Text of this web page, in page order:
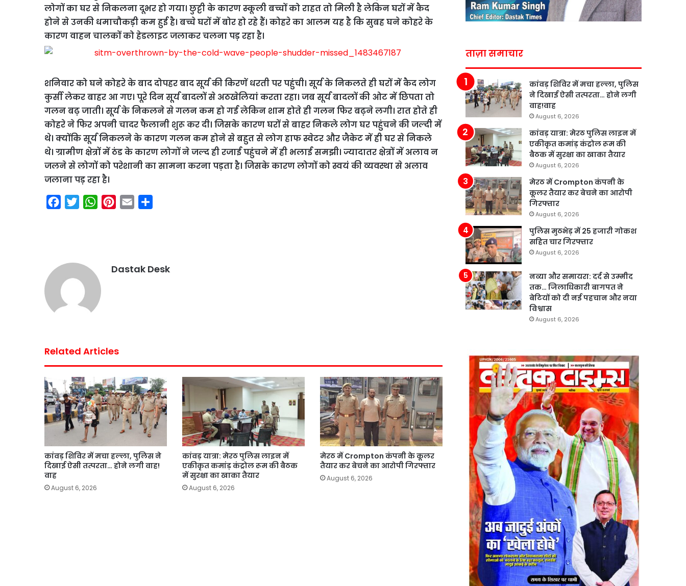
लोगों का घर से निकलना दूभर हो गया। छुट्टी के कारण स्कूली बच्चों को राहत तो मिली है लेकिन घरों में कैद
होने से उनकी धमाचौकड़ी कम हुई है। बच्चे घरों में बोर हो रहे हैं। कोहरे का आलम यह है कि सुबह घने कोहरे के
कारण वाहन चालकों को हेडलाइट जलाकर चलना पड़ रहा है।
शनिवार को घने कोहरे के बाद दोपहर बाद सूर्य की किरणें धरती पर पहुंची। सूर्य के निकलते ही घरों में कैद लोग
कुर्सी लेकर बाहर आ गए। पूरे दिन सूर्य बादलों से अठखेलियां करता रहा। जब सूर्य बादलों की ओट में छिपता तो
गलन बढ़ जाती। सूर्य के निकलने से गलन कम हो गई लेकिन शाम होते ही गलन फिर बढ़ने लगी। रात होते ही
कोहरे ने फिर अपनी चादर फैलानी शुरू कर दी। जिसके कारण घरों से बाहर निकले लोग घर पहुंचने की जल्दी में
थे। क्योंकि सूर्य निकलने के कारण गलन कम होने से बहुत से लोग हाफ स्वेटर और जैकेट में ही घर से निकले
थे। ग्रामीण क्षेत्रों में ठंड के कारण लोगों ने जल्द ही रजाई पहुंचने में ही भलाई समझी। ज्यादातर क्षेत्रों में अलाव न
जलने से लोगों को परेशानी का सामना करना पड़ता है। जिसके कारण लोगों को स्वयं की व्यवस्था से अलाव
जलाना पड़ रहा है।
o
k
r
W
p
p
r
Dastak Desk
Related Articles
कांवड़ शिविर में मचा हल्ला, पुलिस ने
दिखाई ऐसी तत्परता… होने लगी वाह!
वाह
August 6, 2026
कांवड़ यात्रा: मेरठ पुलिस लाइन में
एकीकृत कमांड़ कंट्रोल रूम की बैठक
में सुरक्षा का खाका तैयार
August 6, 2026
मेरठ में Crompton कंपनी के कूलर
तैयार कर बेचने का आरोपी गिरफ्तार
August 6, 2026
ताज़ा समाचार
कांवड़ शिविर में मचा हल्ला, पुलिस
ने दिखाई ऐसी तत्परता… होने लगी
वाह!वाह
August 6, 2026
कांवड़ यात्रा: मेरठ पुलिस लाइन में
एकीकृत कमांड़ कंट्रोल रूम की
बैठक में सुरक्षा का खाका तैयार
August 6, 2026
मेरठ में Crompton कंपनी के
कूलर तैयार कर बेचने का आरोपी
गिरफ्तार
August 6, 2026
पुलिस मुठभेड़ में 25 हजारी गोकश
सहित चार गिरफ्तार
August 6, 2026
नव्या और समायरा: दर्द से उम्मीद
तक… जिलाधिकारी बागपत ने
बेटियों को दी नई पहचान और नया
विश्वास
August 6, 2026